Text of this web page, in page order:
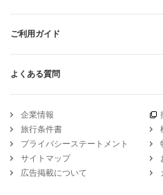
ご利用ガイド
よくある質問
企業情報
旅行条件書
プライバシーステートメント
サイトマップ
広告掲載について